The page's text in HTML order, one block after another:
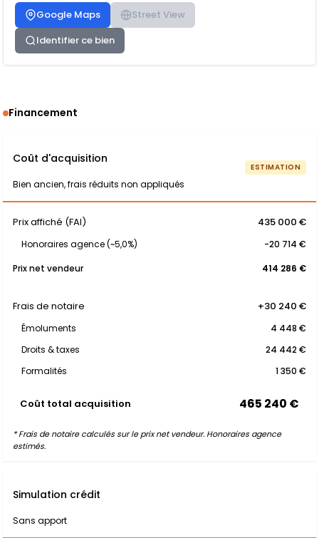
Google Maps
Street View
Identifier ce bien
Financement
Coût d'acquisition
Bien ancien, frais réduits non appliqués
ESTIMATION
Prix affiché (FAI) 435 000 €
Honoraires agence (~5,0%)
-20 714 €
Prix net vendeur
414 286 €
Frais de notaire +30 240 €
Émoluments
4 448 €
Droits & taxes
24 442 €
Formalités
1 350 €
Coût total acquisition 465 240 €
* Frais de notaire calculés sur le prix net vendeur. Honoraires agence
estimés.
Simulation crédit
Sans apport